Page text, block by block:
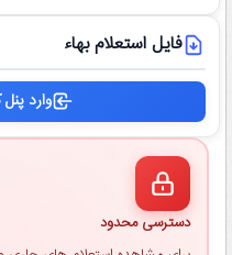
فایل استعلام بهاء
وارد
دسترسی محدود